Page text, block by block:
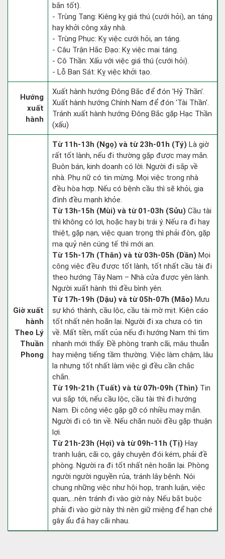
bắn tốt).
- Trùng Tang: Kiêng kỵ giá thú (cưới hỏi), an táng
hay khởi công xây nhà.
- Trùng Phục: Kỵ việc cưới hỏi, an táng.
- Câu Trận Hắc Đạo: Kỵ việc mai táng.
- Cô Thần: Xấu với việc giá thú (cưới hỏi).
- Lỗ Ban Sát: Kỵ việc khởi tạo.
Hướng
xuất
hành
Xuất hành hướng Đông Bắc để đón 'Hỷ Thần'.
Xuất hành hướng Chính Nam để đón 'Tài Thần'.
Tránh xuất hành hướng Đông Bắc gặp Hạc Thần
(xấu)
Giờ xuất
hành
Theo Lý
Thuần
Phong
Từ 11h-13h (Ngọ) và từ 23h-01h (Tý) Là giờ
rất tốt lành, nếu đi thường gặp được may mắn.
Buôn bán, kinh doanh có lời. Người đi sắp về
nhà. Phụ nữ có tin mừng. Mọi việc trong nhà
đều hòa hợp. Nếu có bệnh cầu thì sẽ khỏi, gia
đình đều mạnh khỏe.
Từ 13h-15h (Mùi) và từ 01-03h (Sửu) Cầu tài
thì không có lợi, hoặc hay bị trái ý. Nếu ra đi hay
thiệt, gặp nạn, việc quan trọng thì phải đòn, gặp
ma quỷ nên cúng tế thì mới an.
Từ 15h-17h (Thân) và từ 03h-05h (Dần) Mọi
công việc đều được tốt lành, tốt nhất cầu tài đi
theo hướng Tây Nam – Nhà cửa được yên lành.
Người xuất hành thì đều bình yên.
Từ 17h-19h (Dậu) và từ 05h-07h (Mão) Mưu
sự khó thành, cầu lộc, cầu tài mờ mịt. Kiện cáo
tốt nhất nên hoãn lại. Người đi xa chưa có tin
về. Mất tiền, mất của nếu đi hướng Nam thì tìm
nhanh mới thấy. Đề phòng tranh cãi, mâu thuẫn
hay miệng tiếng tầm thường. Việc làm chậm, lâu
la nhưng tốt nhất làm việc gì đều cần chắc
chắn.
Từ 19h-21h (Tuất) và từ 07h-09h (Thìn) Tin
vui sắp tới, nếu cầu lộc, cầu tài thì đi hướng
Nam. Đi công việc gặp gỡ có nhiều may mắn.
Người đi có tin về. Nếu chăn nuôi đều gặp thuận
lợi.
Từ 21h-23h (Hợi) và từ 09h-11h (Tị) Hay
tranh luận, cãi cọ, gây chuyện đói kém, phải đề
phòng. Người ra đi tốt nhất nên hoãn lại. Phòng
người người nguyền rủa, tránh lây bệnh. Nói
chung những việc như hội họp, tranh luận, việc
quan,…nên tránh đi vào giờ này. Nếu bắt buộc
phải đi vào giờ này thì nên giữ miệng để hạn ché
gây ẩu đả hay cãi nhau.